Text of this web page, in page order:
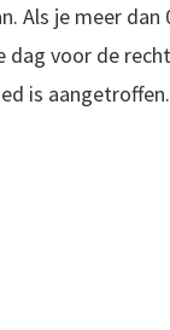
Als je meer dan
dag voor de
is